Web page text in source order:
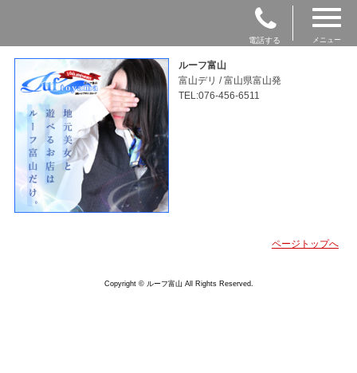
電話する メニュー
ルーフ富山
富山デリ / 富山県富山発
TEL:076-456-6511
ページトップへ
Copyright © ルーフ富山 All Rights Reserved.